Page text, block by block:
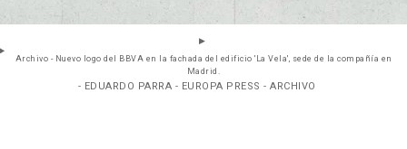
Archivo - Nuevo logo del BBVA en la fachada del edificio 'La Vela', sede de la compañía en
Madrid.
- EDUARDO PARRA - EUROPA PRESS - ARCHIVO